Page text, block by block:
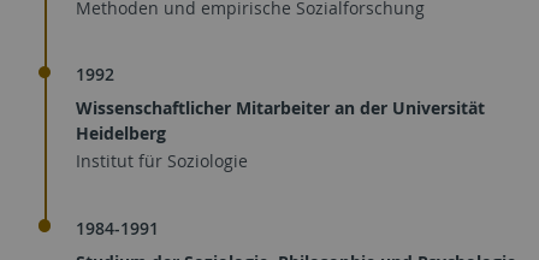
Methoden und empirische Sozialforschung
1992
Wissenschaftlicher Mitarbeiter an der Universität
Heidelberg
Institut für Soziologie
1984-1991